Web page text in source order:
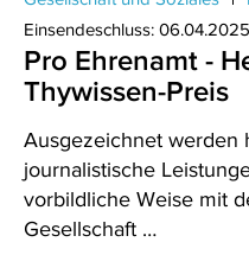
Einsendeschluss: 06.04.2025
Pro Ehrenamt -
Thywissen-Preis
Ausgezeichnet werden
journalistische
vorbildliche Weise mit
Gesellschaft …